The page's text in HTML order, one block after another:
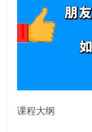
课程大纲